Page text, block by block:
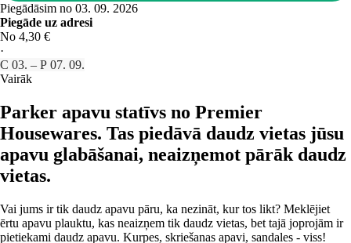
Piegādāsim no 03. 09. 2026
Piegāde uz adresi
No 4,30 €
·
C 03. – P 07. 09.
Vairāk
Parker apavu statīvs no Premier
Housewares. Tas piedāvā daudz vietas jūsu
apavu glabāšanai, neaizņemot pārāk daudz
vietas.
Vai jums ir tik daudz apavu pāru, ka nezināt, kur tos likt? Meklējiet
ērtu apavu plauktu, kas neaizņem tik daudz vietas, bet tajā joprojām ir
pietiekami daudz apavu. Kurpes, skriešanas apavi, sandales - viss!